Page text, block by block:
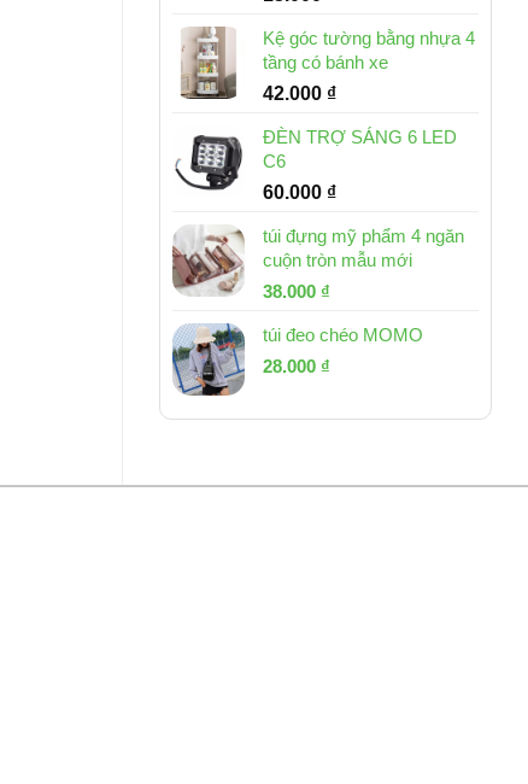
Kệ góc tường bằng nhựa 4
tầng có bánh xe
42.000 ₫
ĐÈN TRỢ SÁNG 6 LED
C6
60.000 ₫
túi đựng mỹ phẩm 4 ngăn
cuộn tròn mẫu mới
Giá
là:
53.000 ₫.
38.000 ₫
tại
túi đeo chéo MOMO
Giá
là:
28.000 ₫
tại